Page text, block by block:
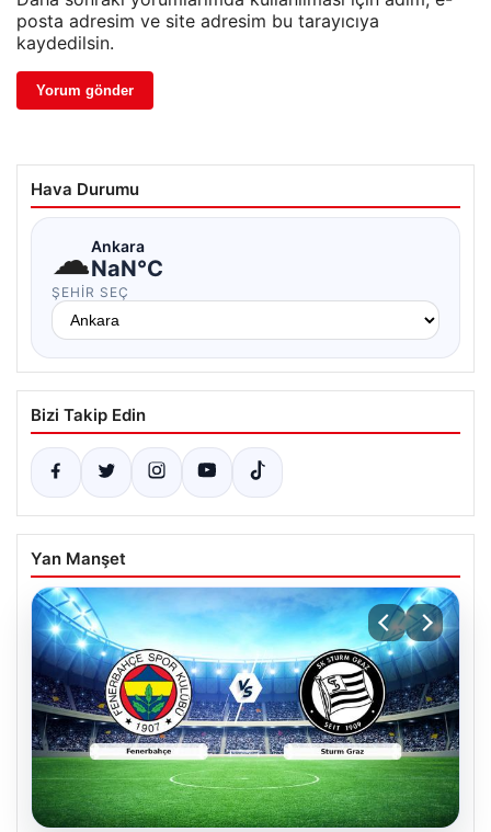
posta adresim ve site adresim bu tarayıcıya
kaydedilsin.
Hava Durumu
☁Ankara
NaN°C
ŞEHIR SEÇ
Bizi Takip Edin
Yan Manşet